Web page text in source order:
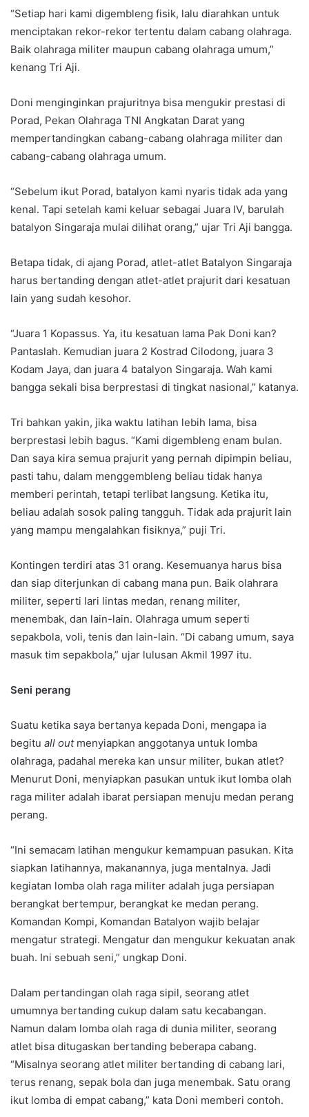
“Setiap hari kami digembleng fisik, lalu diarahkan untuk
menciptakan rekor-rekor tertentu dalam cabang olahraga.
Baik olahraga militer maupun cabang olahraga umum,”
kenang Tri Aji.
Doni menginginkan prajuritnya bisa mengukir prestasi di
Porad, Pekan Olahraga TNI Angkatan Darat yang
mempertandingkan cabang-cabang olahraga militer dan
cabang-cabang olahraga umum.
“Sebelum ikut Porad, batalyon kami nyaris tidak ada yang
kenal. Tapi setelah kami keluar sebagai Juara IV, barulah
batalyon Singaraja mulai dilihat orang,” ujar Tri Aji bangga.
Betapa tidak, di ajang Porad, atlet-atlet Batalyon Singaraja
harus bertanding dengan atlet-atlet prajurit dari kesatuan
lain yang sudah kesohor.
“Juara 1 Kopassus. Ya, itu kesatuan lama Pak Doni kan?
Pantaslah. Kemudian juara 2 Kostrad Cilodong, juara 3
Kodam Jaya, dan juara 4 batalyon Singaraja. Wah kami
bangga sekali bisa berprestasi di tingkat nasional,” katanya.
Tri bahkan yakin, jika waktu latihan lebih lama, bisa
berprestasi lebih bagus. “Kami digembleng enam bulan.
Dan saya kira semua prajurit yang pernah dipimpin beliau,
pasti tahu, dalam menggembleng beliau tidak hanya
memberi perintah, tetapi terlibat langsung. Ketika itu,
beliau adalah sosok paling tangguh. Tidak ada prajurit lain
yang mampu mengalahkan fisiknya,” puji Tri.
Kontingen terdiri atas 31 orang. Kesemuanya harus bisa
dan siap diterjunkan di cabang mana pun. Baik olahrara
militer, seperti lari lintas medan, renang militer,
menembak, dan lain-lain. Olahraga umum seperti
sepakbola, voli, tenis dan lain-lain. “Di cabang umum, saya
masuk tim sepakbola,” ujar lulusan Akmil 1997 itu.
Seni perang
Suatu ketika saya bertanya kepada Doni, mengapa ia
begitu all outmenyiapkan anggotanya untuk lomba
olahraga, padahal mereka kan unsur militer, bukan atlet?
Menurut Doni, menyiapkan pasukan untuk ikut lomba olah
raga militer adalah ibarat persiapan menuju medan perang
perang.
“Ini semacam latihan mengukur kemampuan pasukan. Kita
siapkan latihannya, makanannya, juga mentalnya. Jadi
kegiatan lomba olah raga militer adalah juga persiapan
berangkat bertempur, berangkat ke medan perang.
Komandan Kompi, Komandan Batalyon wajib belajar
mengatur strategi. Mengatur dan mengukur kekuatan anak
buah. Ini sebuah seni,” ungkap Doni.
Dalam pertandingan olah raga sipil, seorang atlet
umumnya bertanding cukup dalam satu kecabangan.
Namun dalam lomba olah raga di dunia militer, seorang
atlet bisa ditugaskan bertanding beberapa cabang.
“Misalnya seorang atlet militer bertanding di cabang lari,
terus renang, sepak bola dan juga menembak. Satu orang
ikut lomba di empat cabang,” kata Doni memberi contoh.